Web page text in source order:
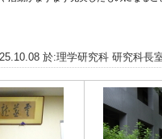
於:理学研究科 研究科長